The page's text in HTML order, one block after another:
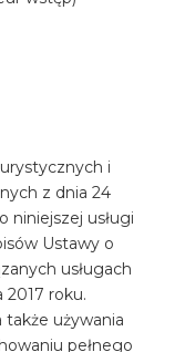
i
z dnia 24
niniejszej usługi
Ustawy o
usługach
roku.
używania
pełnego